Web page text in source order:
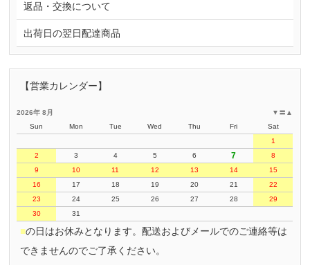
返品・交換について
出荷日の翌日配達商品
【営業カレンダー】
▲
〓
▼
2026年 8月
Sun
Mon Tue Wed Thu Fri
Sat
1
2
3 4 5 6 7
8
9
10 11 12 13 14
15
16
17 18 19 20 21
22
23
24 25 26 27 28
29
30
31
■の日はお休みとなります。配送およびメールでのご連絡等は
できませんのでご了承ください。